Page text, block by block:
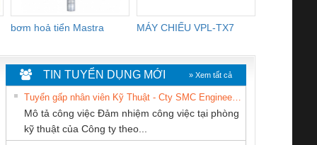
bơm hoả tiển Mastra MÁY CHIẾU VPL-TX7
TIN TUYỂN DỤNG MỚI » Xem tất cả
Mô tả công việc Đảm nhiệm công việc tại phòng
kỹ thuật của Công ty theo...